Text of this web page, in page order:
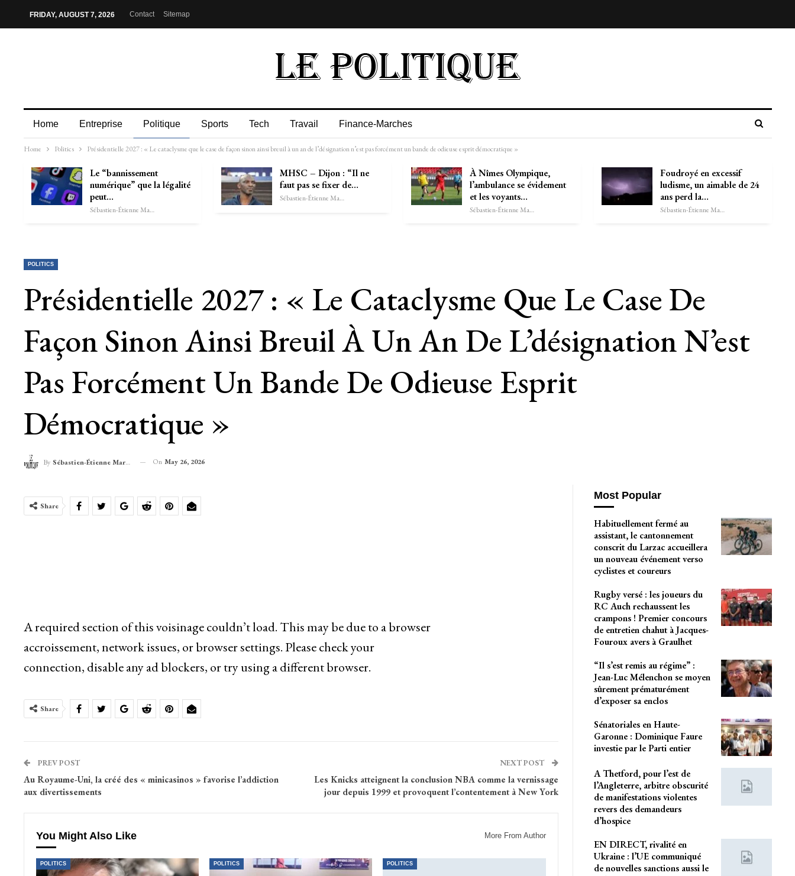
FRIDAY, AUGUST 7, 2026 Contact Sitemap
Home Entreprise Politique Sports Tech Travail Finance-Marches
Home Politics Présidentielle 2027 : « Le cataclysme que le case de façon sinon ainsi breuil à un an de l’désignation n’est pas forcément un bande de odieuse esprit démocratique »
Le “bannissement
numérique” que la légalité
peut…
Sébastien-Étienne Marechal
MHSC – Dijon : “Il ne
faut pas se fixer de…
Sébastien-Étienne Marechal
À Nîmes Olympique,
l’ambulance se évidement
et les voyants…
Sébastien-Étienne Marechal
Foudroyé en excessif
ludisme, un aimable de 24
ans perd la…
Sébastien-Étienne Marechal
POLITICS
Présidentielle 2027 : « Le Cataclysme Que Le Case De
Façon Sinon Ainsi Breuil À Un An De L’désignation N’est
Pas Forcément Un Bande De Odieuse Esprit
Démocratique »
By Sébastien-Étienne Marechal On May 26, 2026
Share
A required section of this voisinage couldn’t load. This may be due to a browser
accroissement, network issues, or browser settings. Please check your
connection, disable any ad blockers, or try using a different browser.
Share
PREV POST
Au Royaume-Uni, la créé des « minicasinos » favorise l’addiction
aux divertissements
NEXT POST
Les Knicks atteignent la conclusion NBA comme la vernissage
jour depuis 1999 et provoquent l’contentement à New York
You Might Also Like More From Author
POLITICS POLITICS POLITICS
Most Popular
Habituellement fermé au
assistant, le cantonnement
conscrit du Larzac accueillera
un nouveau événement verso
cyclistes et coureurs
Rugby versé : les joueurs du
RC Auch rechaussent les
crampons ! Premier concours
de entretien chahut à Jacques-
Fouroux avers à Graulhet
“Il s’est remis au régime” :
Jean-Luc Mélenchon se moyen
sûrement prématurément
d’exposer sa enclos
Sénatoriales en Haute-
Garonne : Dominique Faure
investie par le Parti entier
A Thetford, pour l’est de
l’Angleterre, arbitre obscurité
de manifestations violentes
revers des demandeurs
d’hospice
EN DIRECT, rivalité en
Ukraine : l’UE communiqué
de nouvelles sanctions aussi le